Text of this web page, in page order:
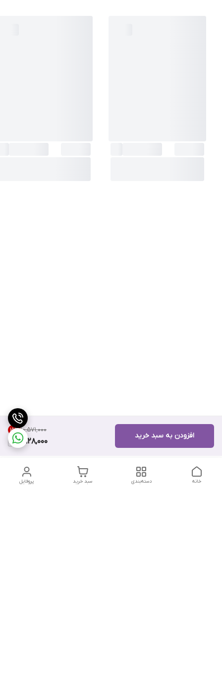
۱۰٬۵۷۱٬۰۰۰ 15%
8,928,000
افزودن به سبد خرید
پروفایل سبد خرید دسته‌بندی خانه